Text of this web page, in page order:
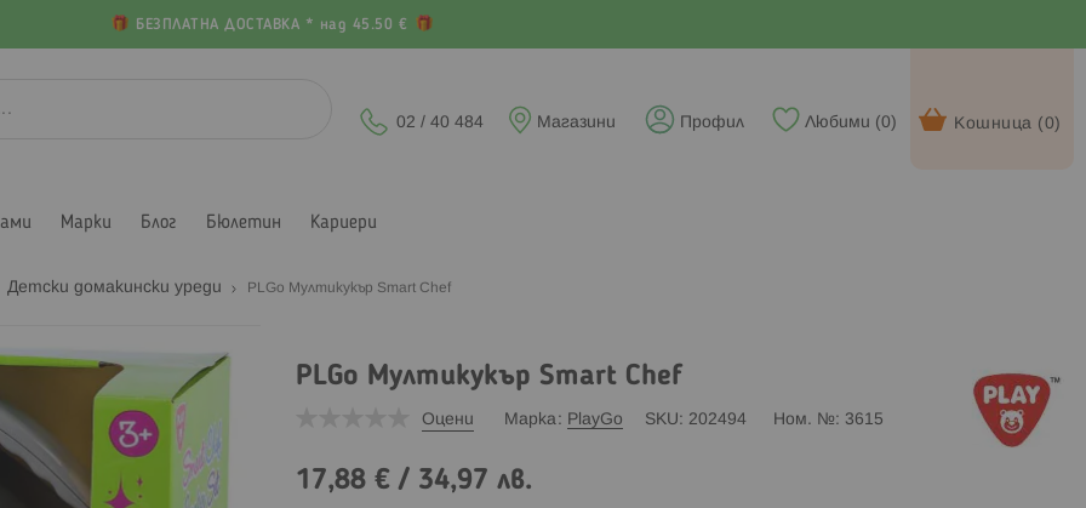
БЕЗПЛАТНА ДОСТАВКА * над 45.50 €
Кошница (0)
Любими (0)
Профил
Магазини
02 / 40 484
Марки Блог Бюлетин Кариери
Детски домакински уреди PLGo Мултикукър Smart Chef
PLGo Мултикукър Smart Chef
Оцени Марка PlayGo SKU 202494 Ном. № 3615
17,88 €/ 34,97 лв.